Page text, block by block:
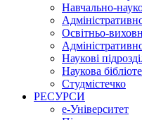
Навчально-
Освітньо-
Наукові
Наукова
Студмістечко
РЕСУРСИ
е-Університет